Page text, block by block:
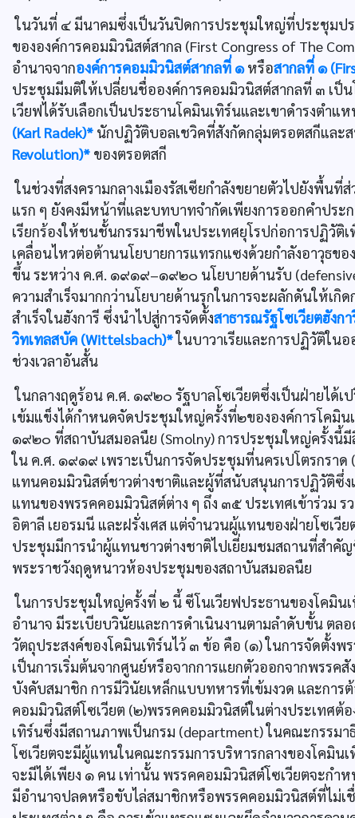
ในวันที่ ๔ มีนาคมซึ่งเป็นวันปิดการประชุมใหญ่ที่ประชุมป
ขององค์การคอมมิวนิสต์สากล (First Congress of The
อำนาจจากองค์การคอมมิวนิสต์สากลที่ ๑หรือสากลที่ ๑
ประชุมมีมติให้เปลี่ยนชื่อองค์การคอมมิวนิสต์สากลที่ ๓ เป็
เวียฟได้รับเลือกเป็นประธานโคมินเทิร์นและเขาดำรงตำแ
(Karl Radek)* นักปฏิวัติบอลเชวิคที่สังกัดกลุ่มตรอตสกีและ
Revolution)* ของตรอตสกี
ในช่วงที่สงครามกลางเมืองรัสเซียกำลังขยายตัวไปยังพื้นที่
แรก ๆ ยังคงมีหน้าที่และบทบาทจำกัดเพียงการออกคำปร
เรียกร้องให้ชนชั้นกรรมาชีพในประเทศยุโรปก่อการปฏิวัติ
เคลื่อนไหวต่อต้านนโยบายการแทรกแซงด้วยกำลังอาวุธข
ขึ้น ระหว่าง ค.ศ. ๑๙๑๙–๑๙๒๐ นโยบายด้านรับ
ความสำเร็จมากกว่านโยบายด้านรุกในการจะผลักดันให้เ
สำเร็จในฮังการี ซึ่งนำไปสู่การจัดตั้งสาธารณรัฐโซเวียตฮังก
วิทเทลสบัค (Wittelsbach)*ในบาวาเรียและการปฏิวัติใน
ช่วงเวลาอันสั้น
ในกลางฤดูร้อน ค.ศ. ๑๙๒๐ รัฐบาลโซเวียตซึ่งเป็นฝ่ายได้เ
เข้มแข็งได้กำหนดจัดประชุมใหญ่ครั้งที่๒ขององค์การโคมิ
๑๙๒๐ ที่สถาบันสมอลนืย (Smolny) การประชุมใหญ่ครั้งนี้
ใน ค.ศ. ๑๙๑๙ เพราะเป็นการจัดประชุมที่นครเปโตรกรา
แทนคอมมิวนิสต์ชาวต่างชาติและผู้ที่สนับสนุนการปฏิวัติซึ่ง
แทนของพรรคคอมมิวนิสต์ต่าง ๆ ถึง ๓๕ ประเทศเข้าร่วม
อิตาลี เยอรมนี และฝรั่งเศส แต่จำนวนผู้แทนของฝ่ายโซเ
ประชุมมีการนำผู้แทนชาวต่างชาติไปเยี่ยมชมสถานที่สำคั
พระราชวังฤดูหนาวห้องประชุมของสถาบันสมอลนืย
ในการประชุมใหญ่ครั้งที่ ๒ นี้ ซีโนเวียฟประธานของโคมิน
อำนาจ มีระเบียบวินัยและการดำเนินงานตามลำดับขั้น ตล
วัตถุประสงค์ของโคมินเทิร์นไว้ ๓ ข้อ คือ (๑) ในการจัดตั้ง
เป็นการเริ่มต้นจากศูนย์หรือจากการแยกตัวออกจากพรร
บังคับสมาชิก การมีวินัยเหล็กแบบทหารที่เข้มงวด และการ
คอมมิวนิสต์โซเวียต (๒)พรรคคอมมิวนิสต์ในต่างประเทศต้
เทิร์นซึ่งมีสถานภาพเป็นกรม (department) ในคณะกรรม
โซเวียตจะมีผู้แทนในคณะกรรมการบริหารกลางของโคมิ
จะมีได้เพียง ๑ คน เท่านั้น พรรคคอมมิวนิสต์โซเวียตจะกำ
มีอำนาจปลดหรือขับไล่สมาชิกหรือพรรคคอมมิวนิสต์ที่ไม่เ